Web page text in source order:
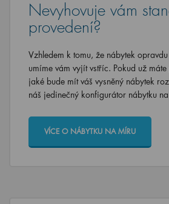
Nevyhovuje vám
provedení?
Vzhledem k tomu, že nábytek
umíme vám vyjít vstříc. Pokud už
jaké bude mít váš vysněný nábytek
náš jedinečný konfigurátor nábytku
VÍCE O NÁBYTKU NA MÍRU